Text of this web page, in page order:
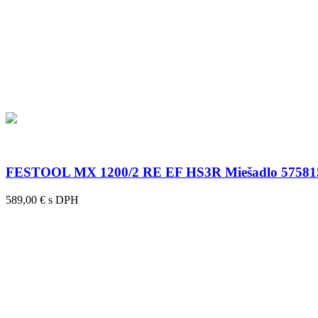
FESTOOL MX 1200/2 RE EF HS3R Miešadlo
589,00 € s DPH